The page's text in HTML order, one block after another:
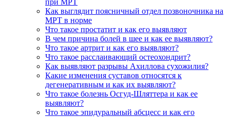
при МРТ
Как выглядит поясничный отдел позвоночника на
МРТ в норме
Что такое простатит и как его выявляют
В чем причина болей в шее и как ее выявляют?
Что такое артрит и как его выявляют?
Что такое расслаивающий остеохондрит?
Как выявляют разрывы Ахиллова сухожилия?
Какие изменения суставов относятся к
дегенеративным и как их выявляют?
Что такое болезнь Осгуд-Шляттера и как ее
выявляют?
Что такое эпидуральный абсцесс и как его